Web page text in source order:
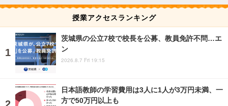
授業アクセスランキング
茨城県の公立7校で校長を公募、教員免許不問…エ
ン
2026.8.7 Fri 19:15
日本語教師の学習費用は3人に1人が3万円未満、一
方で50万円以上も